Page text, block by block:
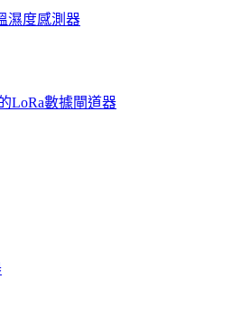
濕度感測器
LoRa數據閘道器